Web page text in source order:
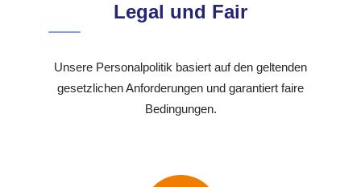
Legal und Fair
Unsere Personalpolitik basiert auf den geltenden
gesetzlichen Anforderungen und garantiert faire
Bedingungen.